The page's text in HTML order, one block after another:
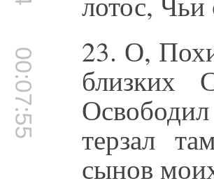
00:07:55 23. О,
близких
терзал
сынов